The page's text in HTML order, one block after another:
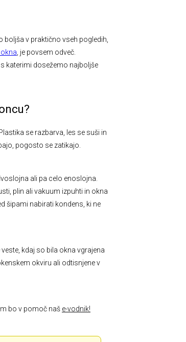
boljša v praktično vseh pogledih,
je povsem odveč.
katerimi dosežemo najboljše
se razbarva, les se suši in
pogosto se zatikajo.
ali pa celo enoslojna.
plin ali vakuum izpuhti in okna
šipami nabirati kondens, ki ne
kdaj so bila okna vgrajena
okviru ali odtisnjene v
bo v pomoč naš e-vodnik!